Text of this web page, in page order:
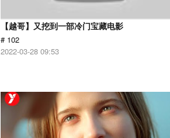
【越哥】又挖到一部冷门宝藏电影
# 102
2022-03-28 09:53